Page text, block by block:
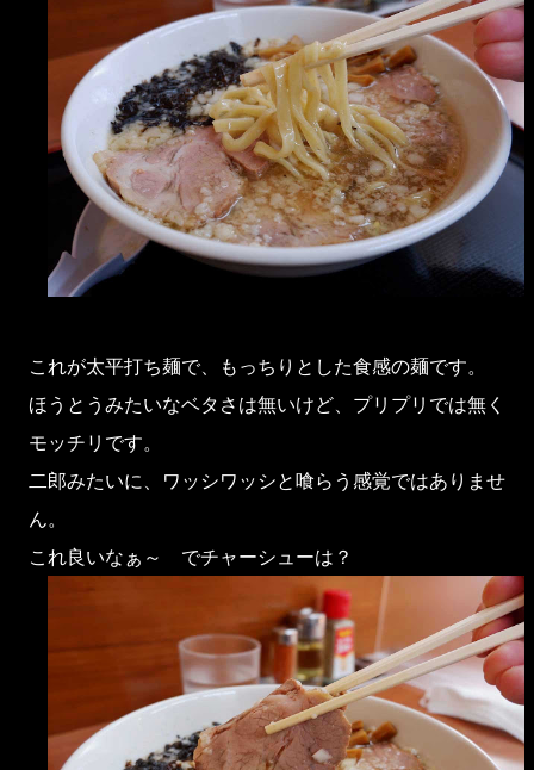
これが太平打ち麺で、もっちりとした食感の麺です。
ほうとうみたいなベタさは無いけど、プリプリでは無く
モッチリです。
二郎みたいに、ワッシワッシと喰らう感覚ではありませ
ん。
これ良いなぁ～ でチャーシューは？